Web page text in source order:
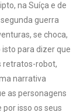
na Suíça e de
guerra
se choca,
para dizer que
retratos-robot,
narrativa
as personagens
isso os seus